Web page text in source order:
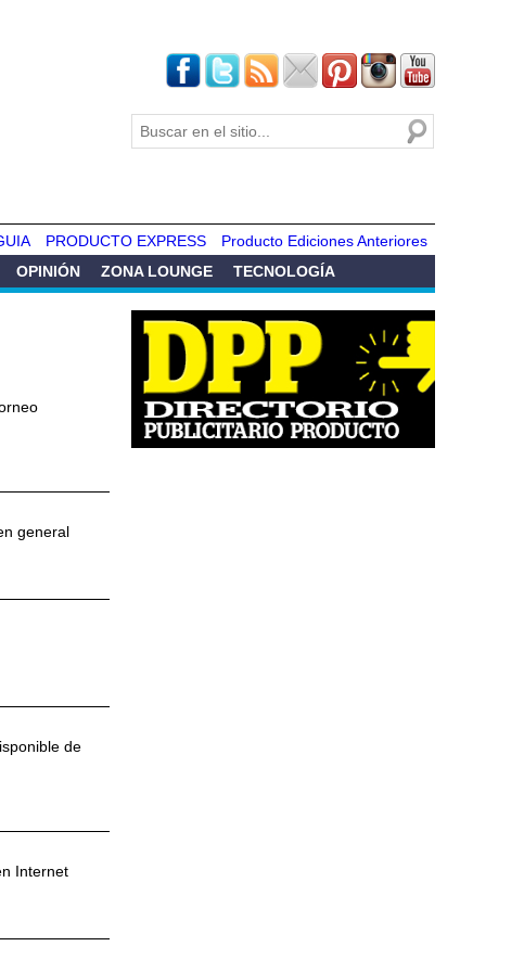
búsqueda
Buscar
Producto Ediciones Anteriores
PRODUCTO EXPRESS
OPINIÓN ZONA LOUNGE
TECNOLOGÍA
general
de
Internet